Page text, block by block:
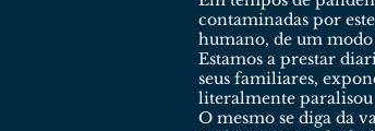
contaminadas por
humano, de um
Estamos a prestar
seus familiares,
literalmente
O mesmo se diga da